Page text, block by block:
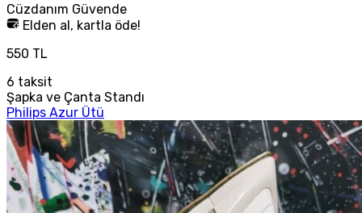
Cüzdanım Güvende
Elden al, kartla öde!
550 TL
6 taksit
Şapka ve Çanta Standı
Philips Azur Ütü